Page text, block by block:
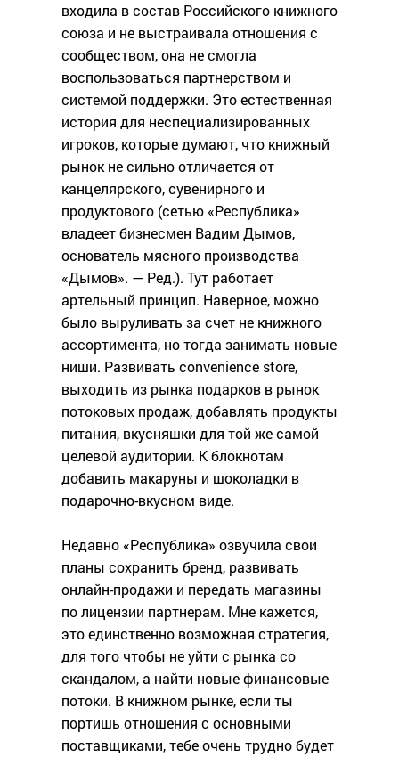
входила в состав Российского книжного
союза и не выстраивала отношения с
сообществом, она не смогла
воспользоваться партнерством и
системой поддержки. Это естественная
история для неспециализированных
игроков, которые думают, что книжный
рынок не сильно отличается от
канцелярского, сувенирного и
продуктового (сетью «Республика»
владеет бизнесмен Вадим Дымов,
основатель мясного производства
«Дымов». — Ред.). Тут работает
артельный принцип. Наверное, можно
было выруливать за счет не книжного
ассортимента, но тогда занимать новые
ниши. Развивать convenience store,
выходить из рынка подарков в рынок
потоковых продаж, добавлять продукты
питания, вкусняшки для той же самой
целевой аудитории. К блокнотам
добавить макаруны и шоколадки в
подарочно-вкусном виде.
Недавно «Республика» озвучила свои
планы сохранить бренд, развивать
онлайн-продажи и передать магазины
по лицензии партнерам. Мне кажется,
это единственно возможная стратегия,
для того чтобы не уйти с рынка со
скандалом, а найти новые финансовые
потоки. В книжном рынке, если ты
портишь отношения с основными
поставщиками, тебе очень трудно будет